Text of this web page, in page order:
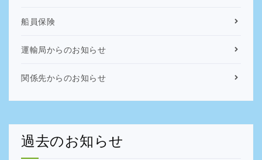
船員保険
運輸局からのお知らせ
関係先からのお知らせ
過去のお知らせ